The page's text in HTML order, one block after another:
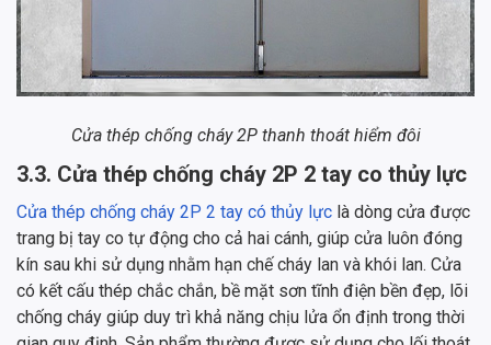
Cửa thép chống cháy 2P thanh thoát hiểm đôi
3.3. Cửa thép chống cháy 2P 2 tay co thủy lực
Cửa thép chống cháy 2P 2 tay có thủy lực là dòng cửa được
trang bị tay co tự động cho cả hai cánh, giúp cửa luôn đóng
kín sau khi sử dụng nhằm hạn chế cháy lan và khói lan. Cửa
có kết cấu thép chắc chắn, bề mặt sơn tĩnh điện bền đẹp, lõi
chống cháy giúp duy trì khả năng chịu lửa ổn định trong thời